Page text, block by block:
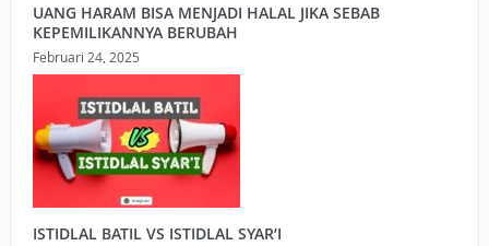
UANG HARAM BISA MENJADI HALAL JIKA SEBAB
KEPEMILIKANNYA BERUBAH
Februari 24, 2025
ISTIDLAL BATIL VS ISTIDLAL SYAR’I